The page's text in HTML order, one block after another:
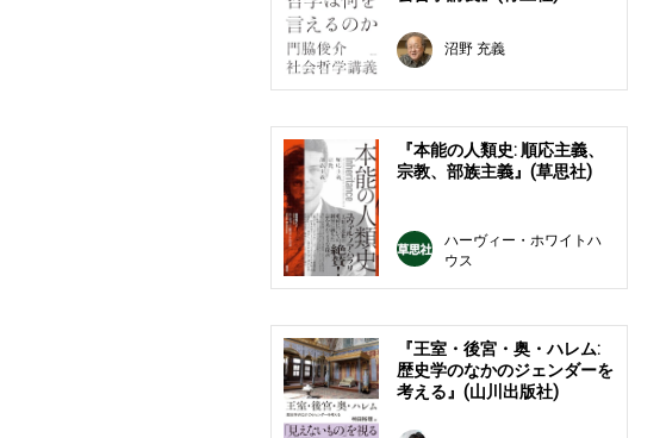
沼野 充義
『本能の人類史: 順応主義、
宗教、部族主義』(草思社)
ハーヴィー・ホワイトハ
ウス
『王室・後宮・奥・ハレム:
歴史学のなかのジェンダーを
考える』(山川出版社)